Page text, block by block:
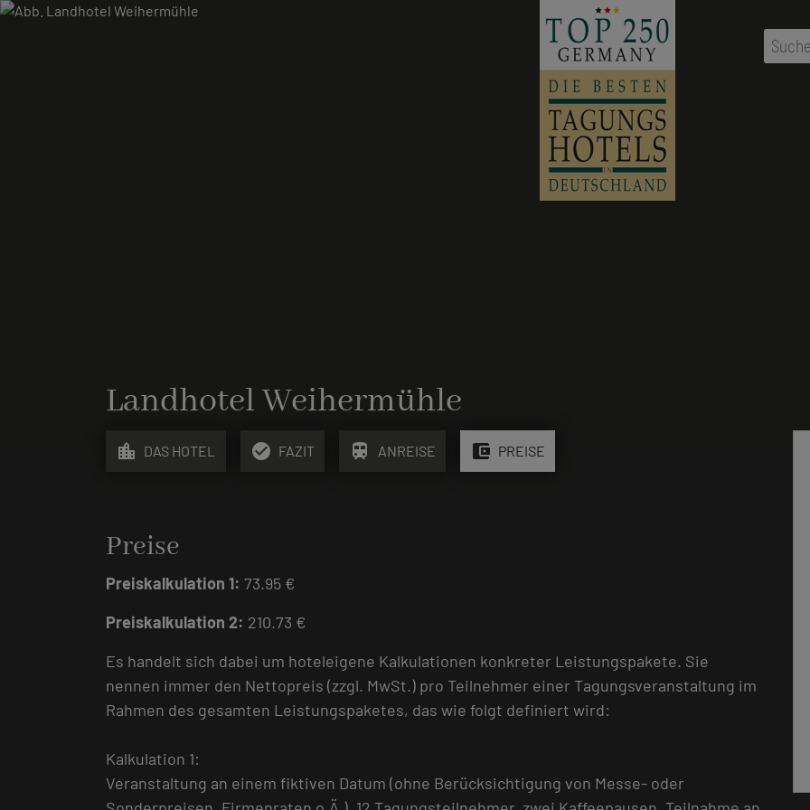
Landhotel Weihermühle
location_city DAS HOTEL check_circle FAZIT train ANREISE account_balance_wallet PREISE
Preise
Preiskalkulation 1: 73.95 €
Preiskalkulation 2: 210.73 €
Es handelt sich dabei um hoteleigene Kalkulationen konkreter Leistungspakete. Sie
nennen immer den Nettopreis (zzgl. MwSt.) pro Teilnehmer einer Tagungsveranstaltung im
Rahmen des gesamten Leistungspaketes, das wie folgt definiert wird:
Kalkulation 1:
Veranstaltung an einem fiktiven Datum (ohne Berücksichtigung von Messe- oder